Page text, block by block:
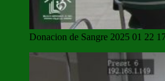
Donacion de Sangre 2025 01 22